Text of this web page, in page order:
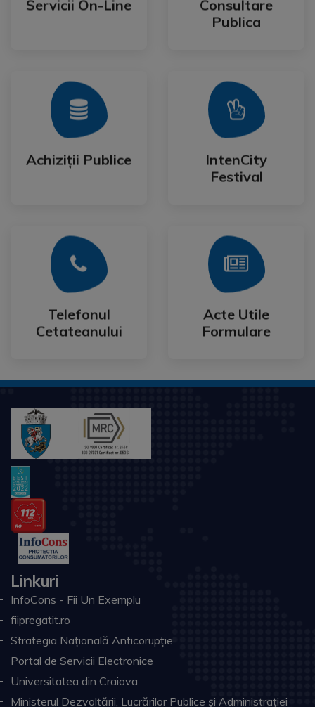
Servicii On-Line
Servicii On-Line
Consultare
Publica
Consultare
Achiziții Publice
Achiziții Publice
Mai Mult
IntenCity
Festival
IntenCity
Festival
Mai Mult
Telefonul
Cetateanului
Telefonul
Cetateanului
Mai Mult
Acte Utile
Formulare
Acte Utile
Formulare
Mai Mult
Linkuri
InfoCons - Fii Un Exemplu
fiipregatit.ro
Strategia Națională Anticorupție
Portal de Servicii Electronice
Universitatea din Craiova
Ministerul Dezvoltării, Lucrărilor Publice și Administrației